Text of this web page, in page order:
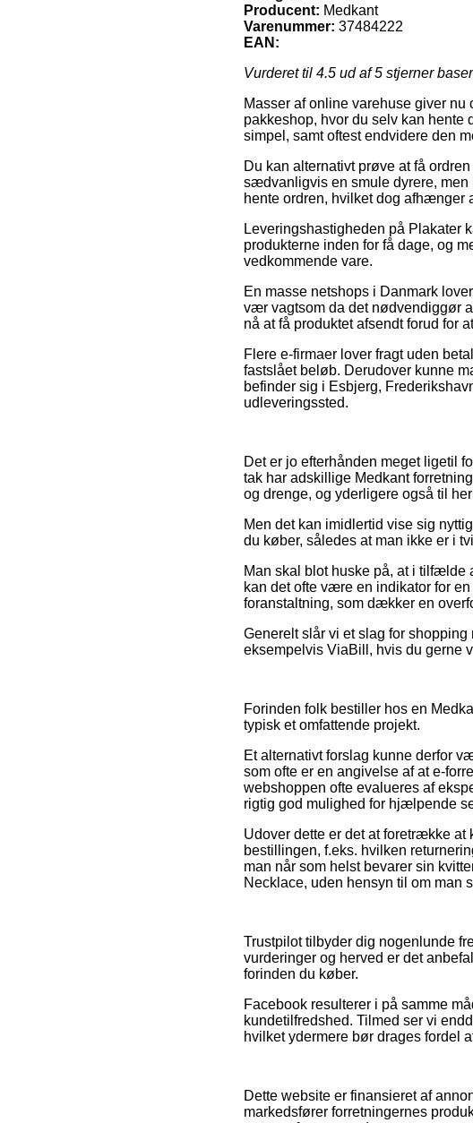
Producent: Medkant
Varenummer: 37484222
EAN:
Vurderet til 4.5 ud af 5 stjerner
Masser af online varehuse giver nu
pakkeshop, hvor du selv kan
simpel, samt oftest endvidere den
Du kan alternativt prøve at få
sædvanligvis en smule dyrere,
hente ordren, hvilket dog afhænger
Leveringshastigheden på
produkterne inden for få dage, og
vedkommende vare.
En masse netshops i Danmark
vær vagtsom da det nødvendiggør
nå at få produktet afsendt forud for
Flere e-firmaer lover fragt uden
fastslået beløb. Derudover kunne
befinder sig i Esbjerg,
udleveringssted.
Det er jo efterhånden meget ligetil
tak har adskillige Medkant
og drenge, og yderligere også til
Men det kan imidlertid vise sig
du køber, således at man ikke er i
Man skal blot huske på, at i tilfælde
kan det ofte være en indikator for
foranstaltning, som dækker en
Generelt slår vi et slag for
eksempelvis ViaBill, hvis du gerne
Forinden folk bestiller hos en
typisk et omfattende projekt.
Et alternativt forslag kunne derfor
som ofte er en angivelse af at e-
webshoppen ofte evalueres af
rigtig god mulighed for hjælpende
Udover dette er det at foretrække
bestillingen, f.eks. hvilken
man når som helst bevarer sin
Necklace, uden hensyn til om man
Trustpilot tilbyder dig nogenlunde
vurderinger og herved er det
forinden du køber.
Facebook resulterer i på samme
kundetilfredshed. Tilmed ser vi
hvilket ydermere bør drages fordel
Dette website er finansieret af
markedsfører forretningernes